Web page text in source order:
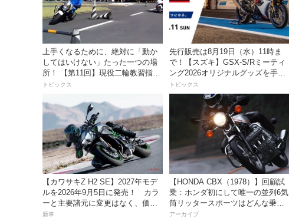
上手くなるために、絶対に「動か
してはいけない」たった一つの場
所！ 【第11回】現役二輪教習指導
員YouTuberばくのライテク講座
トピックス
先行販売は8月19日（水）11時ま
で！【スズキ】GSX-S/Rミーティ
ング2026オリジナルグッズを手に
入れよう！
トピックス
【カワサキZ H2 SE】2027年モデ
ルを2026年9月5日に発売！ カラ
ーと主要諸元に変更はなく、価格
は据え置きの247万5000円！
新車
【HONDA CBX（1978）】回顧試
乗：ホンダ初にして唯一の並列6気
筒リッタースポーツはどんな乗り
味だったのか？
アーカイブ